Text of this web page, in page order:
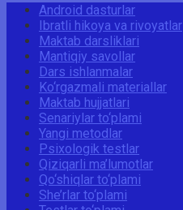
Android dasturlar
Ibratli hikoya va rivoyatlar
Maktab darsliklari
Mantiqiy savollar
Dars ishlanmalar
Ko‘rgazmali materiallar
Maktab hujjatlari
Senariylar to‘plami
Yangi metodlar
Psixologik testlar
Qiziqarli ma’lumotlar
Qo‘shiqlar to‘plami
She’rlar to‘plami